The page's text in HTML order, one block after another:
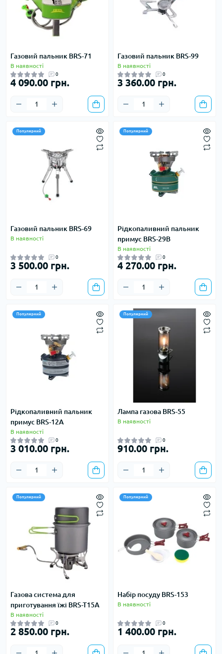
Газовий пальник BRS-71
В наявності
0
4 090.00 грн.
Газовий пальник BRS-99
В наявності
0
3 360.00 грн.
Популярний
Газовий пальник BRS-69
В наявності
0
3 500.00 грн.
Популярний
Рідкопаливний пальник
примус BRS-29B
В наявності
0
4 270.00 грн.
Популярний
Рідкопаливний пальник
примус BRS-12A
В наявності
0
3 010.00 грн.
Популярний
Лампа газова BRS-55
В наявності
0
910.00 грн.
Популярний
Газова система для
приготування їжі BRS-T15A
В наявності
0
2 850.00 грн.
Популярний
Набір посуду BRS-153
В наявності
0
1 400.00 грн.